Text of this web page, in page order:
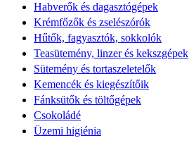
Habverők és dagasztógépek
Krémfőzők és zselészórók
Hűtők, fagyasztók, sokkolók
Teasütemény, linzer és kekszgépek
Sütemény és tortaszeletelők
Kemencék és kiegészítőik
Fánksütők és töltőgépek
Csokoládé
Üzemi higiénia